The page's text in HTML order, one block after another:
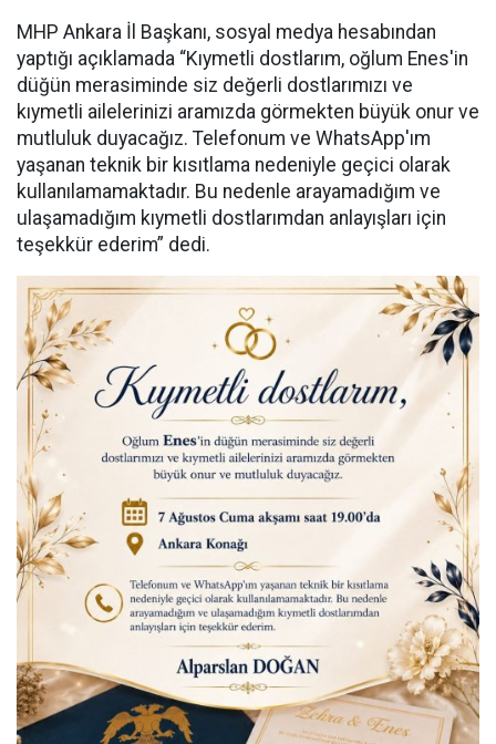
MHP Ankara İl Başkanı, sosyal medya hesabından
yaptığı açıklamada “Kıymetli dostlarım, oğlum Enes'in
düğün merasiminde siz değerli dostlarımızı ve
kıymetli ailelerinizi aramızda görmekten büyük onur ve
mutluluk duyacağız. Telefonum ve WhatsApp'ım
yaşanan teknik bir kısıtlama nedeniyle geçici olarak
kullanılamamaktadır. Bu nedenle arayamadığım ve
ulaşamadığım kıymetli dostlarımdan anlayışları için
teşekkür ederim” dedi.